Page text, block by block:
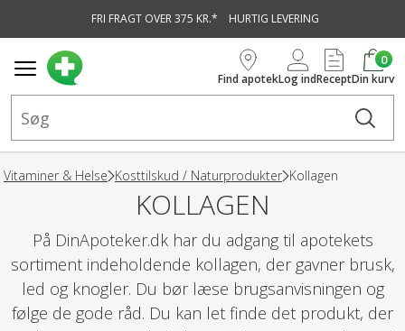
FRI FRAGT OVER 375 KR.* HURTIG LEVERING
Find apotekLog indRecept
0
Din kurv
Vitaminer & Helse Kosttilskud / Naturprodukter Kollagen
KOLLAGEN
På DinApoteker.dk har du adgang til apotekets
sortiment indeholdende kollagen, der gavner brusk,
led og knogler. Du bør læse brugsanvisningen og
følge de gode råd. Du kan let finde det produkt, der